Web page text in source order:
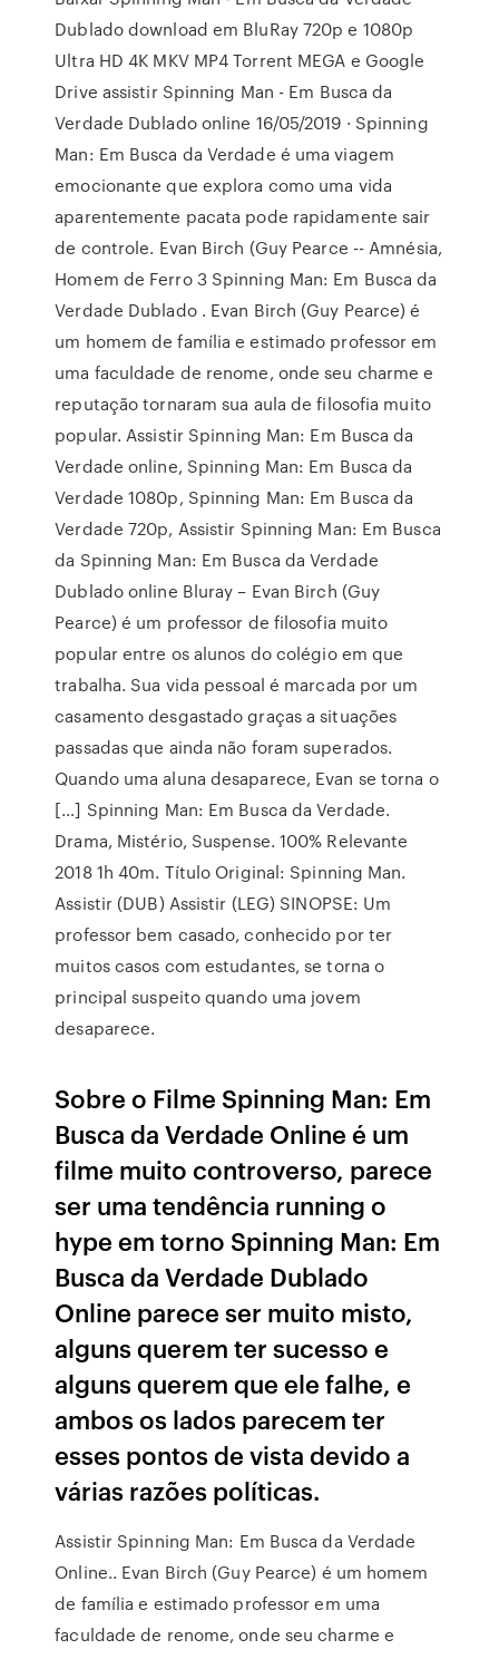
Dublado download em BluRay 720p e 1080p
Ultra HD 4K MKV MP4 Torrent MEGA e Google
Drive assistir Spinning Man - Em Busca da
Verdade Dublado online 16/05/2019 · Spinning
Man: Em Busca da Verdade é uma viagem
emocionante que explora como uma vida
aparentemente pacata pode rapidamente sair
de controle. Evan Birch (Guy Pearce -- Amnésia,
Homem de Ferro 3 Spinning Man: Em Busca da
Verdade Dublado . Evan Birch (Guy Pearce) é
um homem de família e estimado professor em
uma faculdade de renome, onde seu charme e
reputação tornaram sua aula de filosofia muito
popular. Assistir Spinning Man: Em Busca da
Verdade online, Spinning Man: Em Busca da
Verdade 1080p, Spinning Man: Em Busca da
Verdade 720p, Assistir Spinning Man: Em Busca
da Spinning Man: Em Busca da Verdade
Dublado online Bluray – Evan Birch (Guy
Pearce) é um professor de filosofia muito
popular entre os alunos do colégio em que
trabalha. Sua vida pessoal é marcada por um
casamento desgastado graças a situações
passadas que ainda não foram superados.
Quando uma aluna desaparece, Evan se torna o
[…] Spinning Man: Em Busca da Verdade.
Drama, Mistério, Suspense. 100% Relevante
2018 1h 40m. Título Original: Spinning Man.
Assistir (DUB) Assistir (LEG) SINOPSE: Um
professor bem casado, conhecido por ter
muitos casos com estudantes, se torna o
principal suspeito quando uma jovem
desaparece.
Sobre o Filme Spinning Man: Em
Busca da Verdade Online é um
filme muito controverso, parece
ser uma tendência running o
hype em torno Spinning Man: Em
Busca da Verdade Dublado
Online parece ser muito misto,
alguns querem ter sucesso e
alguns querem que ele falhe, e
ambos os lados parecem ter
esses pontos de vista devido a
várias razões políticas.
Assistir Spinning Man: Em Busca da Verdade
Online.. Evan Birch (Guy Pearce) é um homem
de família e estimado professor em uma
faculdade de renome, onde seu charme e